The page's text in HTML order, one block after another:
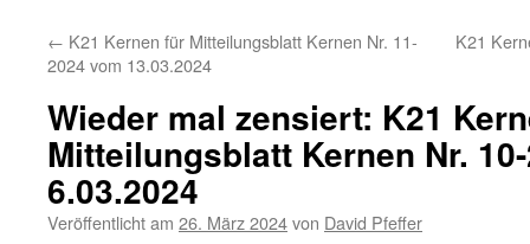
← K21 Kernen für Mitteilungsblatt Kernen Nr. 11-
2024 vom 13.03.2024
K21
Wieder mal zensiert: K21
Mitteilungsblatt Kernen Nr.
6.03.2024
Veröffentlicht am 26. März 2024von David Pfeffer